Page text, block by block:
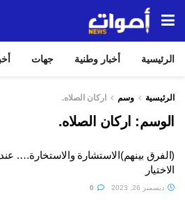
الرئيسية أخبار وطنية جهات
الرئيسية وسم اركان الصلاه.
الوسم: اركان الصلاه.
(الفرق بينهم)الاستشارة والاستخارة….
الاختيار
ديسمبر 26, 2023